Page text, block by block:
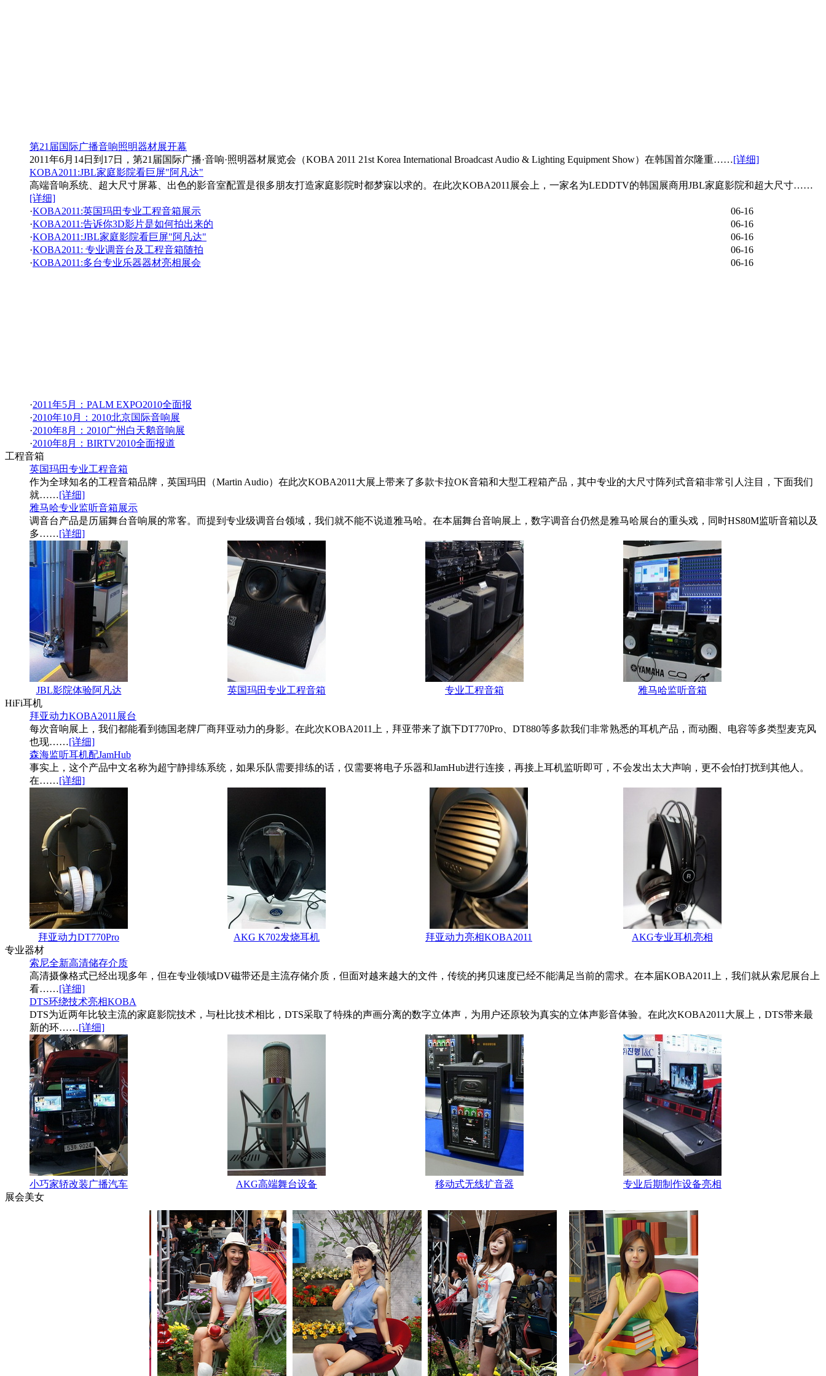
第21届国际广播音响照明器材展开幕
2011年6月14日到17日，第21届国际广播·音响·照明器材展览会（KOBA 2011 21st Korea International Broadcast Audio & Lighting Equipment Show）在韩国首尔隆重……[详细]
KOBA2011:JBL家庭影院看巨屏"阿凡达"
高端音响系统、超大尺寸屏幕、出色的影音室配置是很多朋友打造家庭影院时都梦寐以求的。在此次KOBA2011展会上，一家名为LEDDTV的韩国展商用JBL家庭影院和超大尺寸……
[详细]
·KOBA2011:英国玛田专业工程音箱展示
06-16
·KOBA2011:告诉你3D影片是如何拍出来的
06-16
·KOBA2011:JBL家庭影院看巨屏"阿凡达"
06-16
·KOBA2011: 专业调音台及工程音箱随拍
06-16
·KOBA2011:多台专业乐器器材亮相展会 06-16
·2011年5月：PALM EXPO2010全面报
·2010年10月：2010北京国际音响展
·2010年8月：2010广州白天鹅音响展
·2010年8月：BIRTV2010全面报道
工程音箱
英国玛田专业工程音箱
作为全球知名的工程音箱品牌，英国玛田（Martin Audio）在此次KOBA2011大展上带来了多款卡拉OK音箱和大型工程箱产品，其中专业的大尺寸阵列式音箱非常引人注目，下面我们
就……[详细]
雅马哈专业监听音箱展示
调音台产品是历届舞台音响展的常客。而提到专业级调音台领域，我们就不能不说道雅马哈。在本届舞台音响展上，数字调音台仍然是雅马哈展台的重头戏，同时HS80M监听音箱以及
多……[详细]
JBL影院体验阿凡达 英国玛田专业工程音箱 专业工程音箱
雅马哈监听音箱
HiFi耳机
拜亚动力KOBA2011展台
每次音响展上，我们都能看到德国老牌厂商拜亚动力的身影。在此次KOBA2011上，拜亚带来了旗下DT770Pro、DT880等多款我们非常熟悉的耳机产品，而动圈、电容等多类型麦克风
也现……[详细]
森海监听耳机配JamHub
事实上，这个产品中文名称为超宁静排练系统，如果乐队需要排练的话，仅需要将电子乐器和JamHub进行连接，再接上耳机监听即可，不会发出太大声响，更不会怕打扰到其他人。
在……[详细]
拜亚动力DT770Pro AKG K702发烧耳机 拜亚动力亮相KOBA2011
AKG专业耳机亮相
专业器材
索尼全新高清储存介质
高清摄像格式已经出现多年，但在专业领域DV磁带还是主流存储介质，但面对越来越大的文件，传统的拷贝速度已经不能满足当前的需求。在本届KOBA2011上，我们就从索尼展台上
看……[详细]
DTS环绕技术亮相KOBA
DTS为近两年比较主流的家庭影院技术，与杜比技术相比，DTS采取了特殊的声画分离的数字立体声，为用户还原较为真实的立体声影音体验。在此次KOBA2011大展上，DTS带来最
新的环……[详细]
小巧家轿改装广播汽车 AKG高端舞台设备 移动式无线扩音器
专业后期制作设备亮相
展会美女